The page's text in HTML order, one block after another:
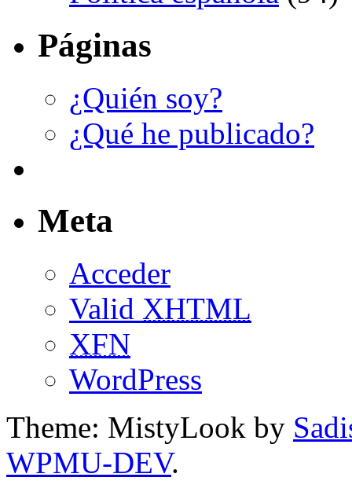
Páginas
¿Quién soy?
¿Qué he publicado?
Meta
Acceder
Valid XHTML
XFN
WordPress
Theme: MistyLook by
WPMU-DEV.